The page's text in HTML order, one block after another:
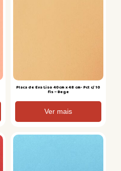
Placa de Eva Liso 40cm x 48 cm- Pct c/ 10
fls – Bege
Ver mais